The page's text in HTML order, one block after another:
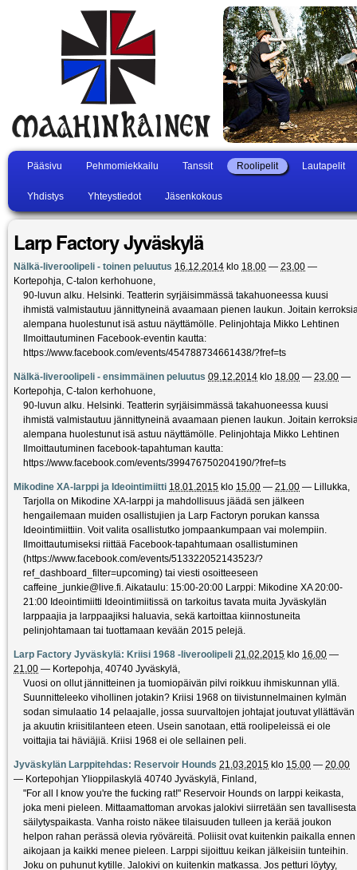
Pääsivu Pehmomiekkailu Tanssit Roolipelit Lautapelit
Yhdistys Yhteystiedot Jäsenkokous
Larp Factory Jyväskylä
Nälkä-liveroolipeli - toinen peluutus 16.12.2014 klo 18.00 —23.00 —
Kortepohja, C-talon kerhohuone
90-luvun alku. Helsinki. Teatterin syrjäisimmässä takahuoneessa kuusi
ihmistä valmistautuu jännittyneinä avaamaan pienen laukun. Joitain
alempana huolestunut isä astuu näyttämölle. Pelinjohtaja Mikko Lehtinen
Ilmoittautuminen Facebook-eventin kautta:
https://www.facebook.com/events/454788734661438/?fref=ts
Nälkä-liveroolipeli - ensimmäinen peluutus 09.12.2014 klo 18.00 —23.00 —
Kortepohja, C-talon kerhohuone
90-luvun alku. Helsinki. Teatterin syrjäisimmässä takahuoneessa kuusi
ihmistä valmistautuu jännittyneinä avaamaan pienen laukun. Joitain
alempana huolestunut isä astuu näyttämölle. Pelinjohtaja Mikko Lehtinen
Ilmoittautuminen facebook-tapahtuman kautta:
https://www.facebook.com/events/399476750204190/?fref=ts
Mikodine XA-larppi ja Ideointimiitti 18.01.2015 klo 15.00 —21.00 — Lillukka
Tarjolla on Mikodine XA-larppi ja mahdollisuus jäädä sen jälkeen
hengailemaan muiden osallistujien ja Larp Factoryn porukan kanssa
Ideointimiittiin. Voit valita osallistutko jompaankumpaan vai molempiin.
Ilmoittautumiseksi riittää Facebook-tapahtumaan osallistuminen
(https://www.facebook.com/events/513322052143523/?
ref_dashboard_filter=upcoming) tai viesti osoitteeseen
caffeine_junkie@live.fi. Aikataulu: 15:00-20:00 Larppi: Mikodine XA 20:00-
21:00 Ideointimiitti Ideointimiitissä on tarkoitus tavata muita Jyväskylän
larppaajia ja larppaajiksi haluavia, sekä kartoittaa kiinnostuneita
pelinjohtamaan tai tuottamaan kevään 2015 pelejä.
Larp Factory Jyväskylä: Kriisi 1968 -liveroolipeli 21.02.2015 klo 16.00 —
21.00 — Kortepohja, 40740 Jyväskylä
Vuosi on ollut jännitteinen ja tuomiopäivän pilvi roikkuu ihmiskunnan yllä.
Suunnitteleeko vihollinen jotakin? Kriisi 1968 on tiivistunnelmainen kylmän
sodan simulaatio 14 pelaajalle, jossa suurvaltojen johtajat joutuvat yllättävän
ja akuutin kriisitilanteen eteen. Usein sanotaan, että roolipeleissä ei ole
voittajia tai häviäjiä. Kriisi 1968 ei ole sellainen peli.
Jyväskylän Larppitehdas: Reservoir Hounds 21.03.2015 klo 15.00 —20.00
— Kortepohjan Ylioppilaskylä 40740 Jyväskylä, Finland
"For all I know you're the fucking rat!" Reservoir Hounds on larppi keikasta,
joka meni pieleen. Mittaamattoman arvokas jalokivi siirretään sen tavallisesta
säilytyspaikasta. Vanha roisto näkee tilaisuuden tulleen ja kerää joukon
helpon rahan perässä olevia ryöväreitä. Poliisit ovat kuitenkin paikalla ennen
aikojaan ja kaikki menee pieleen. Larppi sijoittuu keikan jälkeisiin tunteihin.
Joku on puhunut kytille. Jalokivi on kuitenkin matkassa. Jos petturi löytyy,